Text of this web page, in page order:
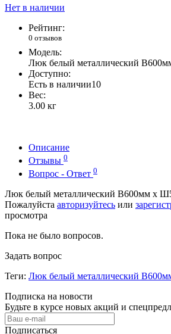
Нет в наличии
Рейтинг:
0 отзывов
Модель:
Люк белый металлический
Доступно:
Есть в наличии10
Вес:
3.00 кг
Описание
Отзывы 0
Вопрос - Ответ 0
Люк белый металлический В600мм х
Пожалуйста авторизуйтесь или
просмотра
Пока не было вопросов.
Задать вопрос
Теги: Люк белый металлический
Подписка на новости
Будьте в курсе новых акций и
Подписаться